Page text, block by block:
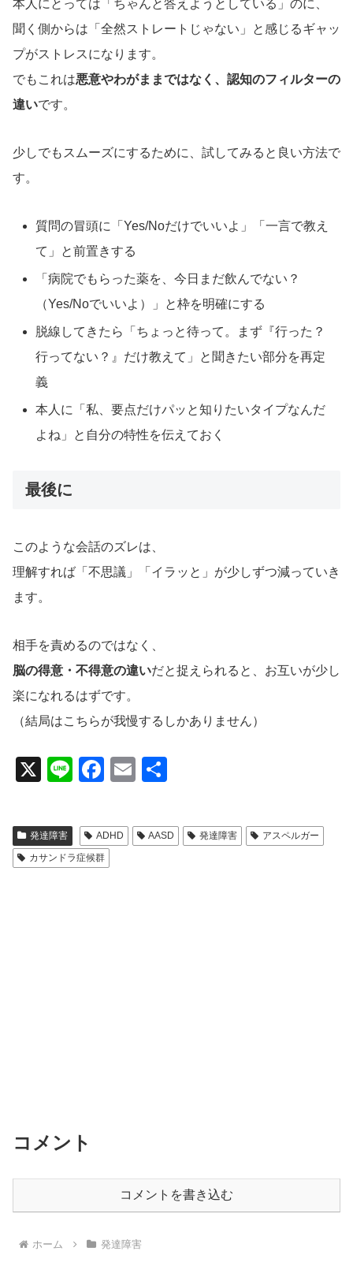
本人にとっては「ちゃんと答えようとしている」のに、
聞く側からは「全然ストレートじゃない」と感じるギャッ
プがストレスになります。
でもこれは悪意やわがままではなく、認知のフィルターの
違いです。
少しでもスムーズにするために、試してみると良い方法で
す。
質問の冒頭に「Yes/Noだけでいいよ」「一言で教え
て」と前置きする
「病院でもらった薬を、今日まだ飲んでない？
（Yes/Noでいいよ）」と枠を明確にする
脱線してきたら「ちょっと待って。まず『行った？
行ってない？』だけ教えて」と聞きたい部分を再定
義
本人に「私、要点だけパッと知りたいタイプなんだ
よね」と自分の特性を伝えておく
最後に
このような会話のズレは、
理解すれば「不思議」「イラッと」が少しずつ減っていき
ます。
相手を責めるのではなく、
脳の得意・不得意の違いだと捉えられると、お互いが少し
楽になれるはずです。
（結局はこちらが我慢するしかありません）
X
Li
e
F
c
e
b
E
ail
発達障害 ADHD AASD 発達障害
アスペルガー
カサンドラ症候群
コメント
コメントを書き込む
ホーム 発達障害